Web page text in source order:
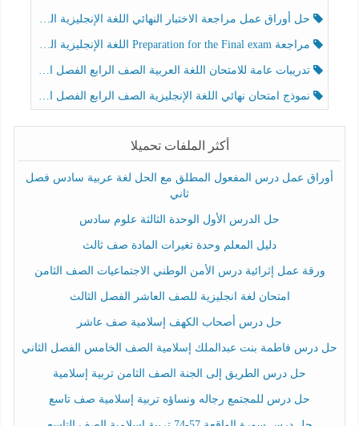
حل أوراق عمل مراجعة الاختبار النهائي اللغة الإنجليزية الصف الرابع الفصل الثالث
مراجعة Preparation for the Final exam اللغة الإنجليزية الصف الرابع الفصل الثالث
تدريبات عامة للامتحان اللغة العربية الصف الرابع الفصل الثالث
نموذج امتحان نهائي اللغة الإنجليزية الصف الرابع الفصل الثالث
أكثر الملفات تحميلا
أوراق عمل درس المفعول المطلق مع الحل لغة عربية سادس فصل
ثاني
حل الدرس الأول الوحدة الثالثة علوم سادس
دليل المعلم وحدة تغيرات المادة صف ثالث
ورقة عمل إثرائية درس الأمن الوطني الاجتماعيات الصف الثامن
امتحان لغة انجليزية للصف العاشر الفصل الثالث
حل درس أصحاب الكهف إسلامية صف عاشر
حل درس فاطمة بنت عبدالملك إسلامية الصف الخامس الفصل الثاني
حل درس الطريق إلى الجنة الصف الثامن تربية إسلامية
حل درس للمجتمع رجاله ونساؤه تربية إسلامية صف تاسع